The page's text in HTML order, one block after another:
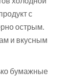
с
острым.
и вкусным
бумажные